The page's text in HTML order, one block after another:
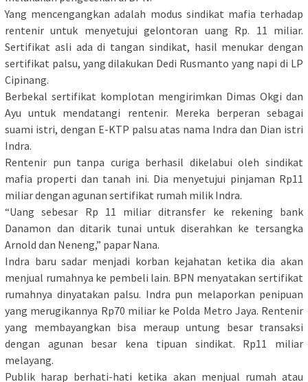
Yang mencengangkan adalah modus sindikat mafia terhadap
rentenir untuk menyetujui gelontoran uang Rp. 11 miliar.
Sertifikat asli ada di tangan sindikat, hasil menukar dengan
sertifikat palsu, yang dilakukan Dedi Rusmanto yang napi di LP
Cipinang.
Berbekal sertifikat komplotan mengirimkan Dimas Okgi dan
Ayu untuk mendatangi rentenir. Mereka berperan sebagai
suami istri, dengan E-KTP palsu atas nama Indra dan Dian istri
Indra.
Rentenir pun tanpa curiga berhasil dikelabui oleh sindikat
mafia properti dan tanah ini. Dia menyetujui pinjaman Rp11
miliar dengan agunan sertifikat rumah milik Indra.
“Uang sebesar Rp 11 miliar ditransfer ke rekening bank
Danamon dan ditarik tunai untuk diserahkan ke tersangka
Arnold dan Neneng,” papar Nana.
Indra baru sadar menjadi korban kejahatan ketika dia akan
menjual rumahnya ke pembeli lain. BPN menyatakan sertifikat
rumahnya dinyatakan palsu. Indra pun melaporkan penipuan
yang merugikannya Rp70 miliar ke Polda Metro Jaya. Rentenir
yang membayangkan bisa meraup untung besar transaksi
dengan agunan besar kena tipuan sindikat. Rp11 miliar
melayang.
Publik harap berhati-hati ketika akan menjual rumah atau